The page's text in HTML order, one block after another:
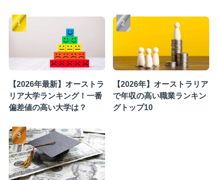
【2026年最新】オーストラ
リア大学ランキング！一番
偏差値の高い大学は？
【2026年】オーストラリア
で年収の高い職業ランキン
グトップ10